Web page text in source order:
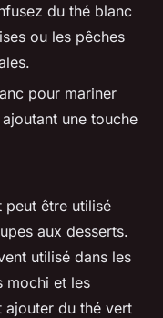
du thé blanc
ou les pêches
pour mariner
une touche
peut être utilisé
aux desserts.
utilisé dans les
mochi et les
ajouter du thé vert